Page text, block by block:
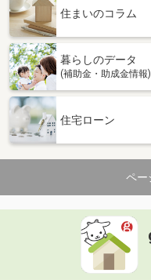
住まいのコラム
暮らしのデータ
(補助金・助成金情報)
住宅ローン
ペー